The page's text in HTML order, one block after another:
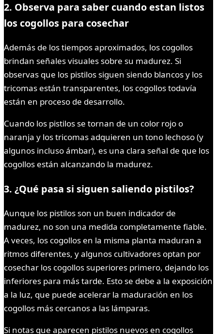
2. Observa para saber cuando estan listos
los cogollos para cosechar
Además de los tiempos aproximados, los cogollos
brindan señales visuales sobre su madurez. Si
observas que los pistilos siguen siendo blancos y los
tricomas están transparentes, los cogollos todavía
están en proceso de desarrollo.
Cuando los pistilos se tornan de un color rojo o
naranja y los tricomas adquieren un tono lechoso (y
algunos incluso ámbar), es una clara señal de que los
cogollos están alcanzando la madurez.
3. ¿Qué pasa si siguen saliendo pistilos?
Aunque los pistilos son un buen indicador de
madurez, no son una medida completamente fiable.
A veces, los cogollos en la misma planta maduran a
ritmos diferentes, y algunos cultivadores optan por
cosechar los cogollos superiores primero, dejando los
inferiores para más tarde. Esto se debe a la exposición
a la luz, que puede acelerar la maduración en los
cogollos más cercanos a las lámparas.
Si notas que aparecen pistilos nuevos en cogollos